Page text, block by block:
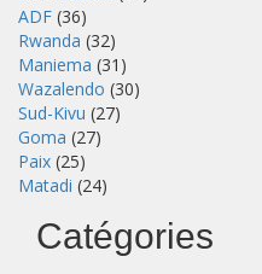
ADF (36)
Rwanda (32)
Maniema (31)
Wazalendo (30)
Sud-Kivu (27)
Goma (27)
Paix (25)
Matadi (24)
Catégories